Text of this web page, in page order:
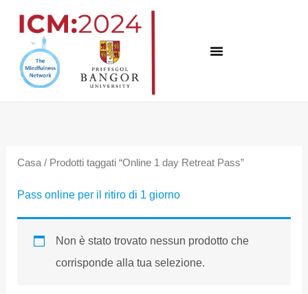
contenuto
Casa/ Prodotti taggati “Online 1 day Retreat Pass”
Pass online per il ritiro di 1 giorno
Non è stato trovato nessun prodotto che
corrisponde alla tua selezione.